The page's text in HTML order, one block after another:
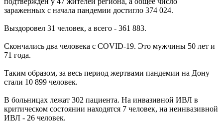
зараженных с начала пандемии достигло 374 024.
Выздоровел 31 человек, а всего - 361 883.
Скончались два человека с COVID-19. Это мужчины 50 лет и
71 года.
Таким образом, за весь период жертвами пандемии на Дону
стали 10 899 человек.
В больницах лежат 302 пациента. На инвазивной ИВЛ в
критическом состоянии находятся 7 человек, на неинвазивной
ИВЛ - 26 человек.